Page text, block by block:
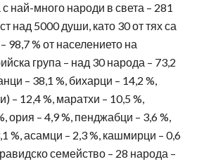
най-много народи в света – 281
над 5000 души, като 30 от тях са
98,7 % от населението на
група – над 30 народа – 73,2
– 38,1 %, бихарци – 14,2 %,
– 12,4 %, маратхи – 10,5 %,
ория – 4,9 %, пенджабци – 3,6 %,
%, асамци – 2,3 %, кашмирци – 0,6
семейство – 28 народа –